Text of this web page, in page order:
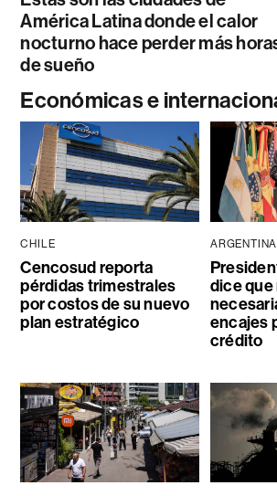
América Latina donde el calor
nocturno hace perder más
de sueño
Económicas e
CHILE
Cencosud reporta
pérdidas trimestrales
por costos de su nuevo
plan estratégico
ARGENTINA
dice que
encajes
crédito